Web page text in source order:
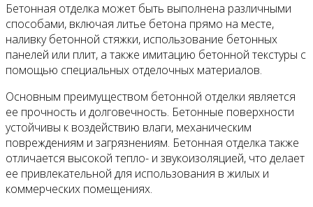
Бетонная отделка может быть выполнена различными
способами, включая литье бетона прямо на месте,
наливку бетонной стяжки, использование бетонных
панелей или плит, а также имитацию бетонной текстуры с
помощью специальных отделочных материалов.
Основным преимуществом бетонной отделки является
ее прочность и долговечность. Бетонные поверхности
устойчивы к воздействию влаги, механическим
повреждениям и загрязнениям. Бетонная отделка также
отличается высокой тепло- и звукоизоляцией, что делает
ее привлекательной для использования в жилых и
коммерческих помещениях.